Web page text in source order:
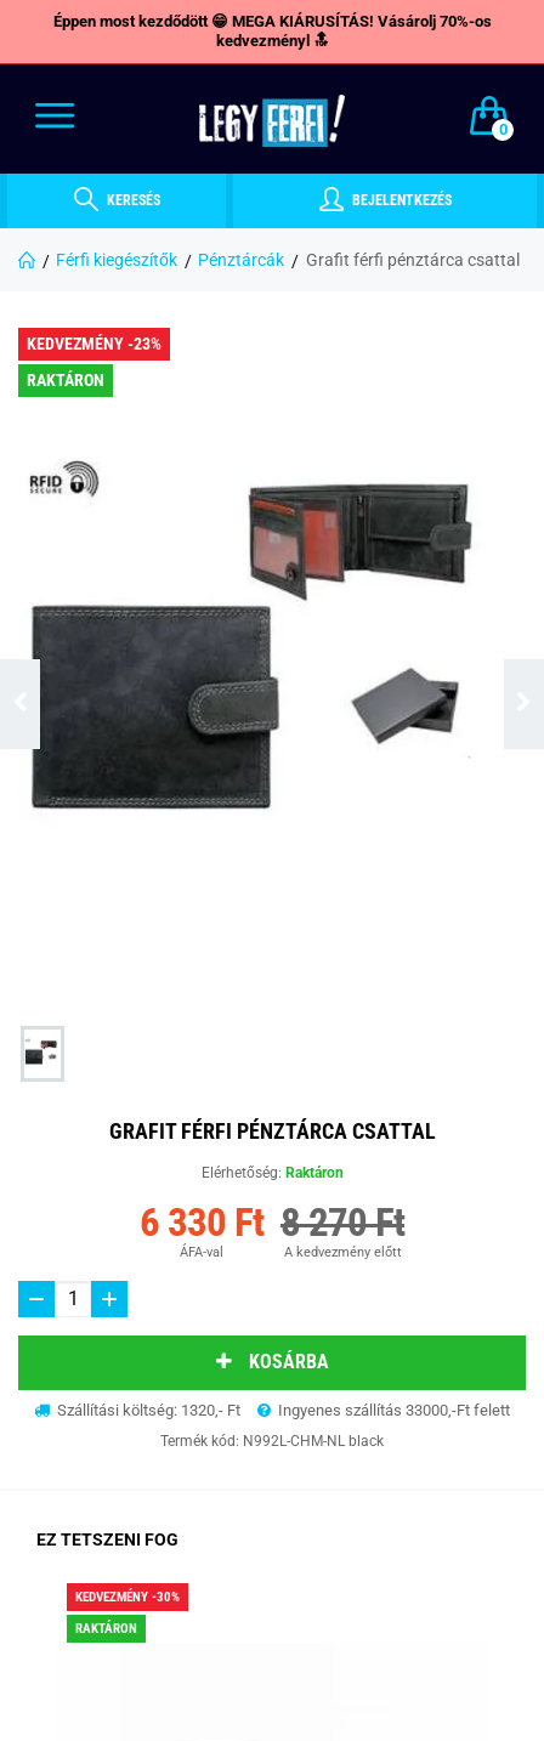
Éppen most kezdődött 😁 MEGA KIÁRUSÍTÁS! Vásárolj 70%-os
kedvezményl 🔝
0
KERESÉS BEJELENTKEZÉS
Férfi kiegészítők Pénztárcák Grafit férfi pénztárca csattal
KEDVEZMÉNY -23%
RAKTÁRON
GRAFIT FÉRFI PÉNZTÁRCA CSATTAL
Elérhetőség: Raktáron
6 330 Ft
ÁFA-val
8 270 Ft
A kedvezmény előtt
KOSÁRBA
Szállítási költség: 1320,- Ft Ingyenes szállítás 33000,-Ft felett
Termék kód: N992L-CHM-NL black
EZ TETSZENI FOG
KEDVEZMÉNY -30%
RAKTÁRON